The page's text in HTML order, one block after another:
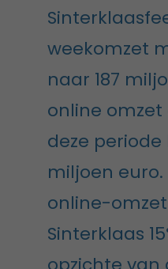
weekomzet
naar 187
online
deze
miljoen
online-
Sinterklaas